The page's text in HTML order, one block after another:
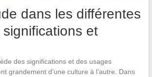
dans les différentes
et
des significations et des usages
grandement d’une culture à l’autre. Dans